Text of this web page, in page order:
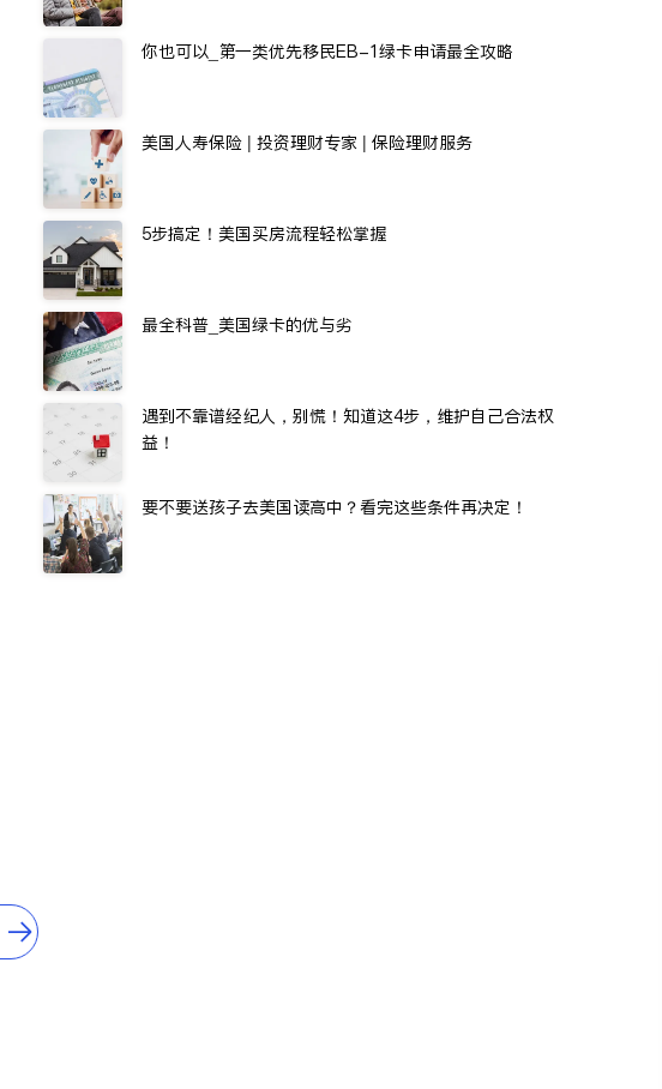
你也可以_第一类优先移民EB-1绿卡申请最全攻略
美国人寿保险 | 投资理财专家 | 保险理财服务
5步搞定！美国买房流程轻松掌握
最全科普_美国绿卡的优与劣
遇到不靠谱经纪人，别慌！知道这4步，维护自己合法权
益！
要不要送孩子去美国读高中？看完这些条件再决定！